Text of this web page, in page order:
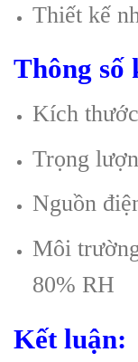
Thiết kế
Thông số
Kích
Trọng
Nguồn
Môi
80% RH
Kết luận: